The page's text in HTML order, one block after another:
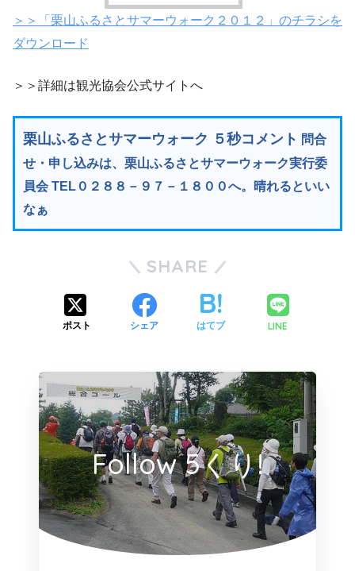
＞＞「栗山ふるさとサマーウォーク２０１２」のチラシを
ダウンロード
＞＞詳細は観光協会公式サイトへ
栗山ふるさとサマーウォーク ５秒コメント 問合
せ・申し込みは、栗山ふるさとサマーウォーク実行委
員会 TEL０２８８－９７－１８００へ。晴れるといい
なぁ
SHARE
ポスト シェア はてブ LINE
Follow 5くり!